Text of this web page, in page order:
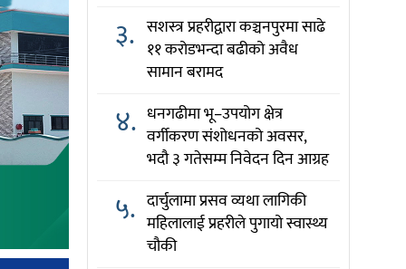
३. सशस्त्र प्रहरीद्वारा कञ्चनपुरमा साढे
११ करोडभन्दा बढीको अवैध
सामान बरामद
४. धनगढीमा भू–उपयोग क्षेत्र
वर्गीकरण संशोधनको अवसर,
भदौ ३ गतेसम्म निवेदन दिन आग्रह
५. दार्चुलामा प्रसव व्यथा लागिकी
महिलालाई प्रहरीले पुगायो स्वास्थ्य
चौकी